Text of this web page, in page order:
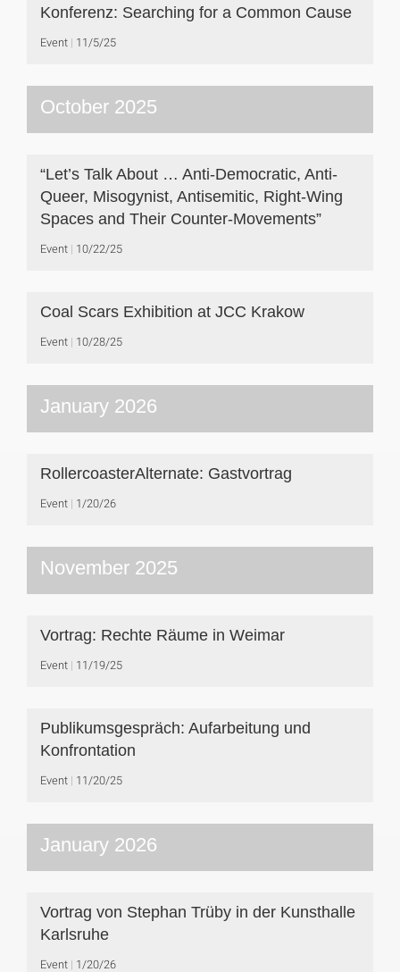
Konferenz: Searching for a Common Cause
Event 11/5/25
October 2025
“Let’s Talk About … Anti-Democratic, Anti-
Queer, Misogynist, Antisemitic, Right-Wing
Spaces and Their Counter-Movements”
Event 10/22/25
Coal Scars Exhibition at JCC Krakow
Event 10/28/25
January 2026
RollercoasterAlternate: Gastvortrag
Event 1/20/26
November 2025
Vortrag: Rechte Räume in Weimar
Event 11/19/25
Publikumsgespräch: Aufarbeitung und
Konfrontation
Event 11/20/25
January 2026
Vortrag von Stephan Trüby in der Kunsthalle
Karlsruhe
Event 1/20/26